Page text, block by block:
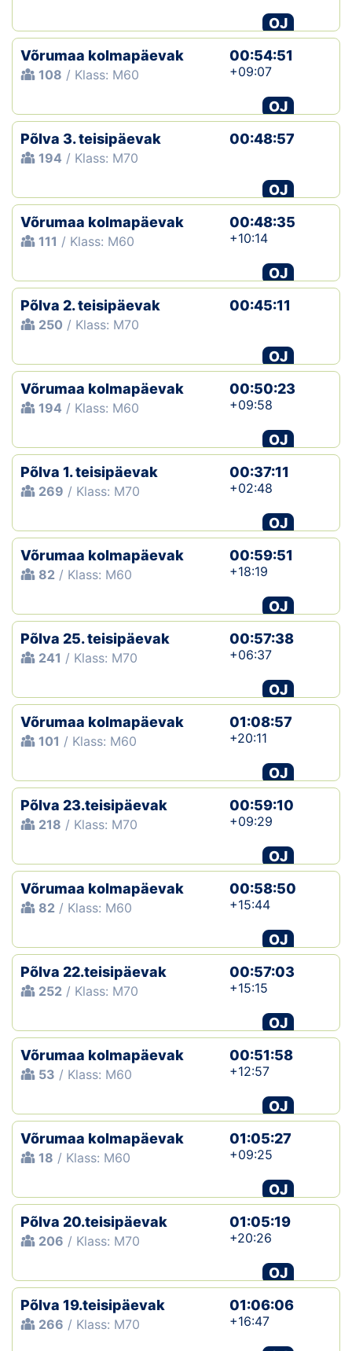
OJ
Võrumaa kolmapäevak
108 / Klass: M60
00:54:51
+09:07
OJ
Põlva 3. teisipäevak
194 / Klass: M70
00:48:57
OJ
Võrumaa kolmapäevak
111 / Klass: M60
00:48:35
+10:14
OJ
Põlva 2. teisipäevak
250 / Klass: M70
00:45:11
OJ
Võrumaa kolmapäevak
194 / Klass: M60
00:50:23
+09:58
OJ
Põlva 1. teisipäevak
269 / Klass: M70
00:37:11
+02:48
OJ
Võrumaa kolmapäevak
82 / Klass: M60
00:59:51
+18:19
OJ
Põlva 25. teisipäevak
241 / Klass: M70
00:57:38
+06:37
OJ
Võrumaa kolmapäevak
101 / Klass: M60
01:08:57
+20:11
OJ
Põlva 23.teisipäevak
218 / Klass: M70
00:59:10
+09:29
OJ
Võrumaa kolmapäevak
82 / Klass: M60
00:58:50
+15:44
OJ
Põlva 22.teisipäevak
252 / Klass: M70
00:57:03
+15:15
OJ
Võrumaa kolmapäevak
53 / Klass: M60
00:51:58
+12:57
OJ
Võrumaa kolmapäevak
18 / Klass: M60
01:05:27
+09:25
OJ
Põlva 20.teisipäevak
206 / Klass: M70
01:05:19
+20:26
OJ
Põlva 19.teisipäevak
266 / Klass: M70
01:06:06
+16:47